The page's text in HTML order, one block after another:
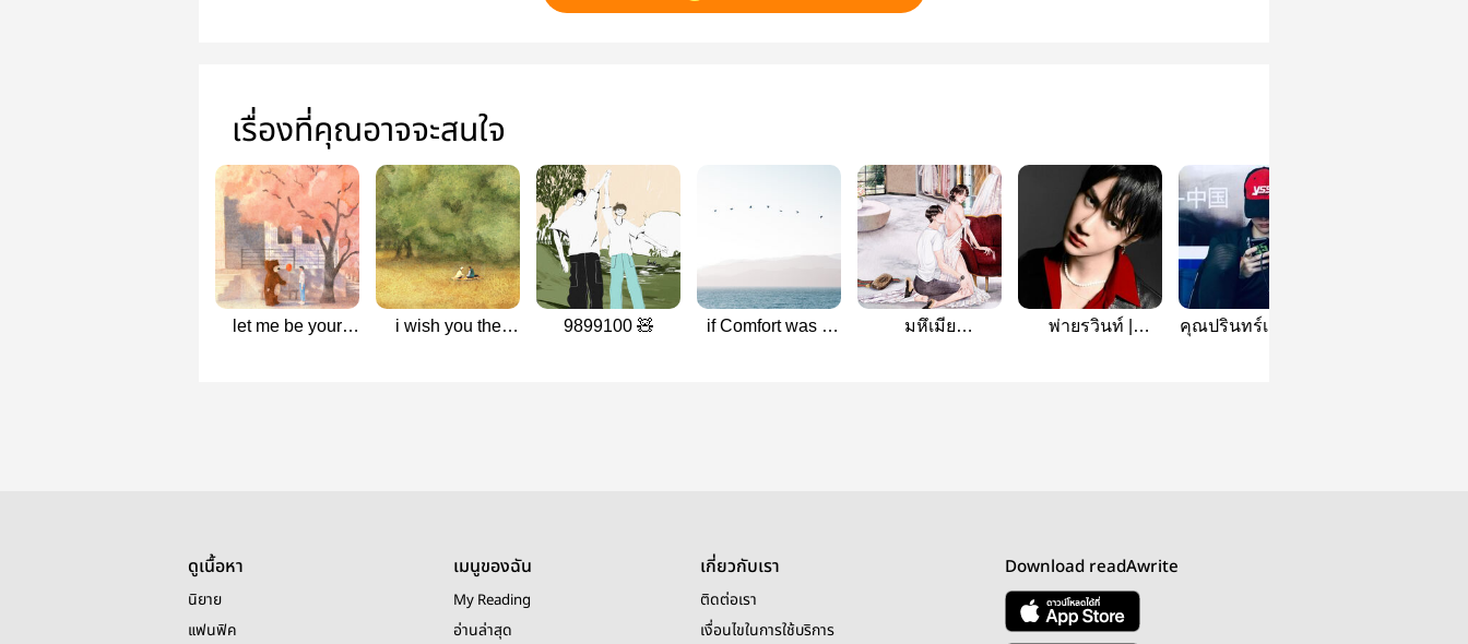
เรื่องที่คุณอาจจะสนใจ
let me be your
i wish you the
9899100 🧸
if Comfort was a
มหึเมีย
พ่ายรวินท์ |
คุณปรินทร์เอฟวัน |
ดูเนื้อหา
นิยาย
แฟนฟิค
เมนูของฉัน
My Reading
อ่านล่าสุด
เกี่ยวกับเรา
ติดต่อเรา
เงื่อนไขในการใช้บริการ
Download readAwrite